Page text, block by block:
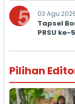
5 03 Agu
Tapsel
PRSU ke-
Pilihan